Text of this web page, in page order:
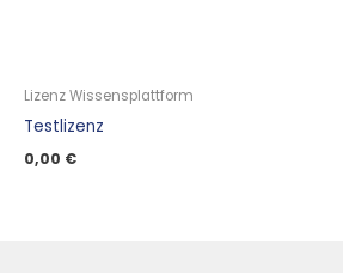
Lizenz Wissensplattform
Testlizenz
0,00 €